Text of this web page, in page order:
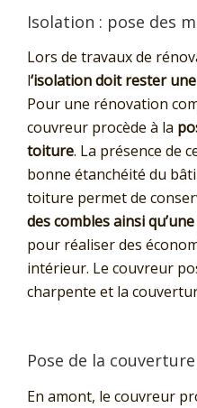
Isolation : pose des
Lors de travaux de
l‘isolation doit rester
Pour une rénovation
couvreur procède à la
toiture. La présence de
bonne étanchéité du
toiture permet de
des combles ainsi
pour réaliser des
intérieur. Le couvreur
charpente et la
Pose de la
En amont, le couvreur